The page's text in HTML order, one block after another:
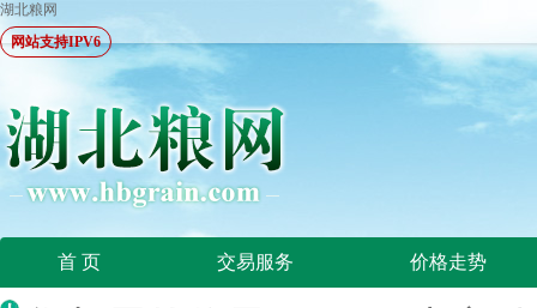
湖北粮网
网站支持IPV6
首 页 交易服务 价格走势